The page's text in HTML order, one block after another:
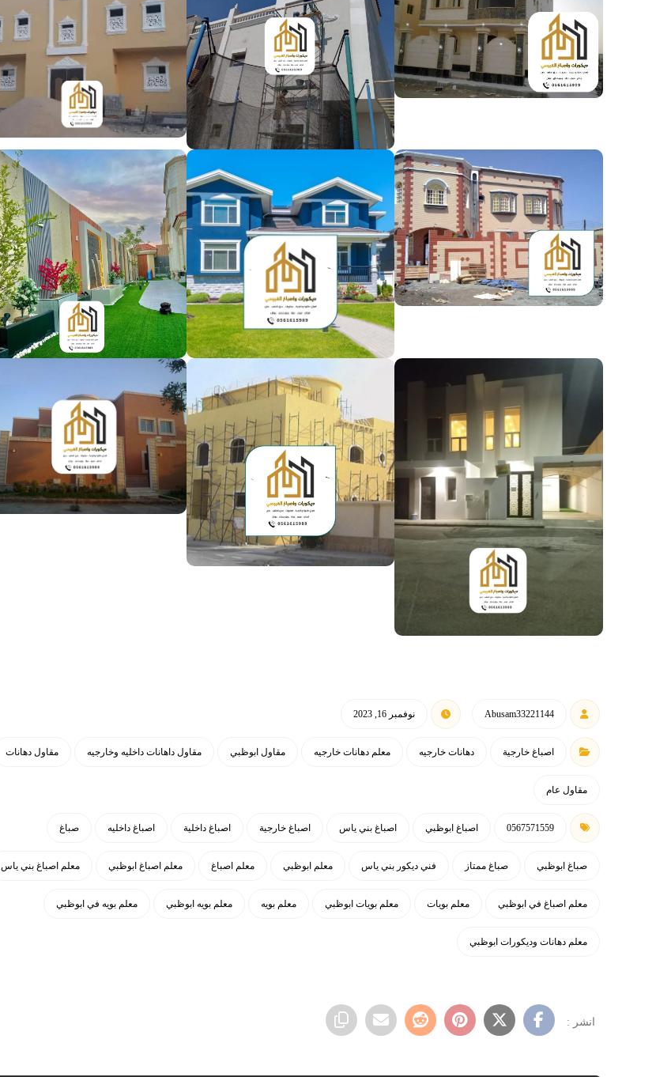
Abusam33221144 نوفمبر 16, 2023
اصباغ خارجية دهانات خارجيه معلم دهانات خارجيه مقاول ابوظبي مقاول داهانات داخليه وخارجيه مقاول دهانات
مقاول عام
0567571559 اصباغ ابوظبي اصباغ بني ياس اصباغ خارجية اصباغ داخلية اصباغ داخليه صباغ
صباغ ابوظبي صباغ ممتاز فني ديكور بني ياس معلم ابوظبي معلم اصباغ معلم اصباغ ابوظبي معلم اصباغ بني ياس
معلم اصباغ في ابوظبي معلم بويات معلم بويات ابوظبي معلم بويه معلم بويه ابوظبي معلم بويه في ابوظبي
معلم دهانات وديكورات ابوظبي